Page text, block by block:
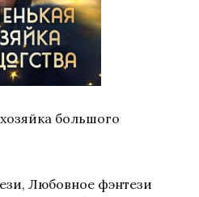
большого
Любовное фэнтези